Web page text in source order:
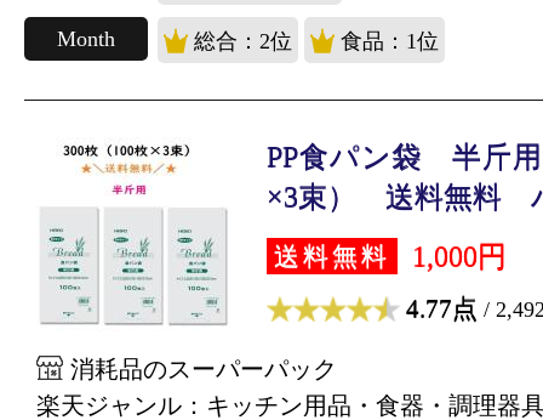
Month 総合：2位 食品：1位
PP食パン袋 半斤
×3束） 送料無料
送料無料 1,000円
4.77点 /
消耗品のスーパーパック
楽天ジャンル：キッチン用品・食器・調理器